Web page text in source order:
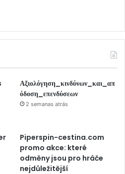
Αξιολόγηση_κινδύνων_και_απ
όδοση_επενδύσεων
2 semanas atrás
Piperspin-cestina.com
promo akce: které
odměny jsou pro hráče
nejdůležitější